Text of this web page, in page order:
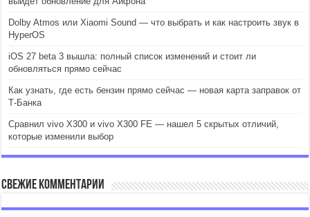
Dolby Atmos или Xiaomi Sound — что выбрать и как настроить звук в
HyperOS
iOS 27 beta 3 вышла: полный список изменений и стоит ли
обновляться прямо сейчас
Как узнать, где есть бензин прямо сейчас — новая карта заправок от
Т-Банка
Сравнил vivo X300 и vivo X300 FE — нашел 5 скрытых отличий,
которые изменили выбор
Свежие комментарии